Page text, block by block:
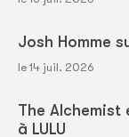
Josh Homme
le 14 juil. 2026
The
à LULU